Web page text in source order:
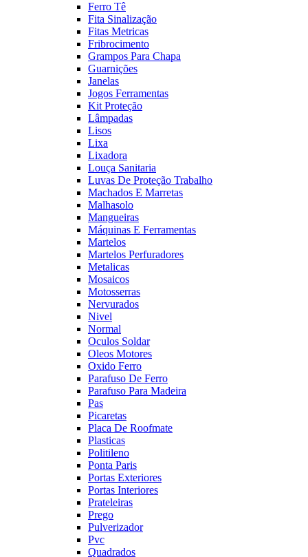
Ferro Tê
Fita Sinalização
Fitas Metricas
Fribrocimento
Grampos Para Chapa
Guarnições
Janelas
Jogos Ferramentas
Kit Proteção
Lâmpadas
Lisos
Lixa
Lixadora
Louça Sanitaria
Luvas De Proteção Trabalho
Machados E Marretas
Malhasolo
Mangueiras
Máquinas E Ferramentas
Martelos
Martelos Perfuradores
Metalicas
Mosaicos
Motosserras
Nervurados
Nivel
Normal
Oculos Soldar
Oleos Motores
Oxido Ferro
Parafuso De Ferro
Parafuso Para Madeira
Pas
Picaretas
Placa De Roofmate
Plasticas
Politileno
Ponta Paris
Portas Exteriores
Portas Interiores
Prateleiras
Prego
Pulverizador
Pvc
Quadrados